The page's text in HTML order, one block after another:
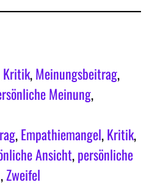
Kritik, Meinungsbeitrag,
Meinung,
, Empathiemangel, Kritik,
Ansicht, persönliche
, Zweifel